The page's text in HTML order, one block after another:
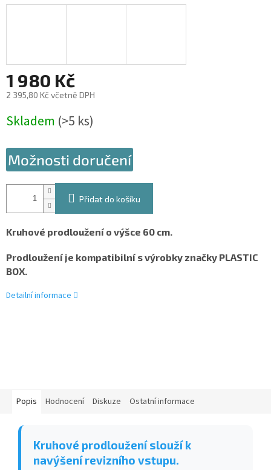
1 980 Kč
2 395,80 Kč včetně DPH
cena:
Skladem (>5 ks)
Možnosti doručení
Přidat do košíku
Kruhové prodloužení o výšce 60 cm.
Prodloužení je kompatibilní s výrobky značky PLASTIC
BOX.
Detailní informace
Popis Hodnocení Diskuze Ostatní informace
Kruhové prodloužení slouží k
navýšení revizního vstupu.